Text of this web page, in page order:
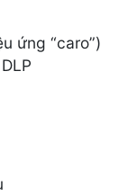
ứng “caro”)